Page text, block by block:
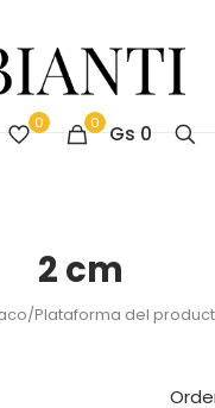
0 0 Gs 0
2 cm
Plataforma del